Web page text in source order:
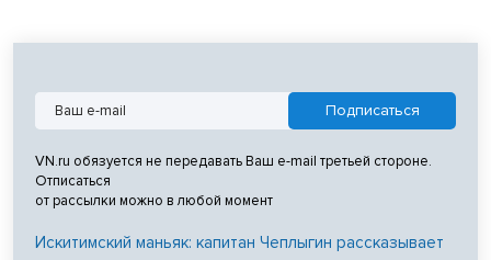
VN.ru обязуется не передавать Ваш e-mail третьей стороне.
Отписаться
от рассылки можно в любой момент
Искитимский маньяк: капитан Чеплыгин рассказывает